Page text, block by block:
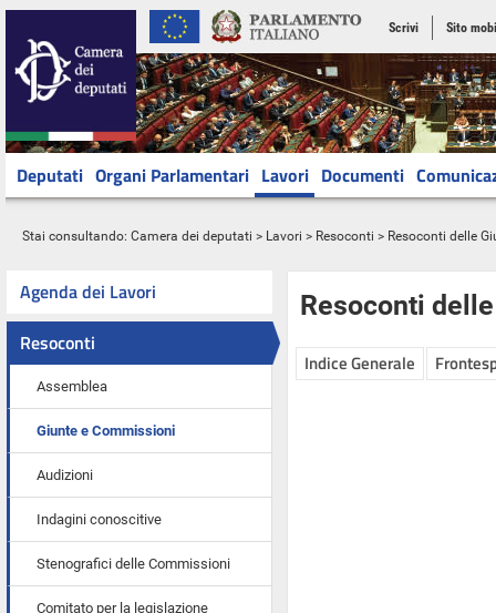
Scrivi Sito
Deputati Organi Parlamentari Lavori Documenti
Stai consultando: Camera dei deputati > Lavori > Resoconti > Resoconti delle
Agenda dei Lavori
Resoconti
Assemblea
Giunte e Commissioni
Audizioni
Indagini conoscitive
Stenografici delle Commissioni
Comitato per la legislazione
Resoconti
Indice Generale